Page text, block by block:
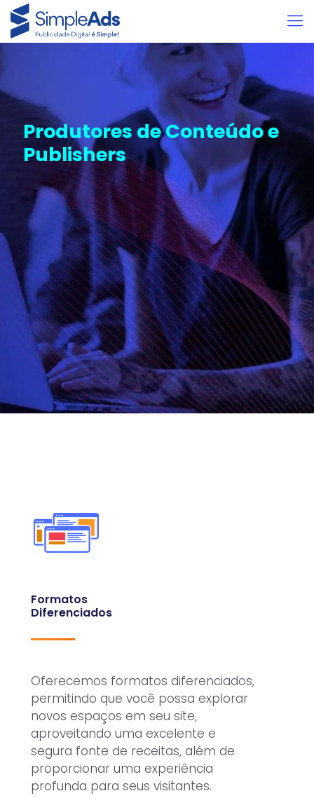
Produtores de Conteúdo e
Publishers
Formatos
Diferenciados
Oferecemos formatos diferenciados,
permitindo que você possa explorar
novos espaços em seu site,
aproveitando uma excelente e
segura fonte de receitas, além de
proporcionar uma experiência
profunda para seus visitantes.